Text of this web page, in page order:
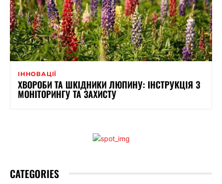
ІННОВАЦІЇ
ХВОРОБИ ТА ШКІДНИКИ ЛЮПИНУ: ІНСТРУКЦІЯ З
МОНІТОРИНГУ ТА ЗАХИСТУ
CATEGORIES